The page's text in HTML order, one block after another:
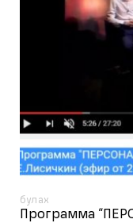
булах
Программа